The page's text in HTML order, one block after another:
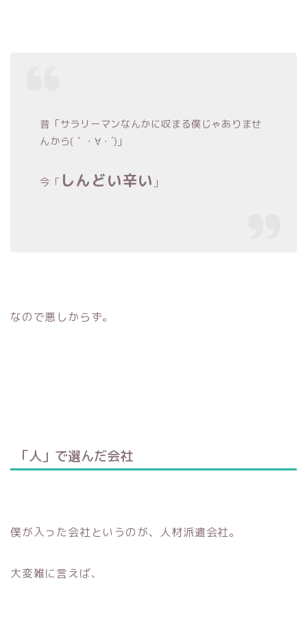
昔「サラリーマンなんかに収まる僕じゃありませ
んから(｀・∀・´)」
今「 しんどい辛い 」
なので悪しからず。
「人」で選んだ会社
僕が入った会社というのが、人材派遣会社。
大変雑に言えば、